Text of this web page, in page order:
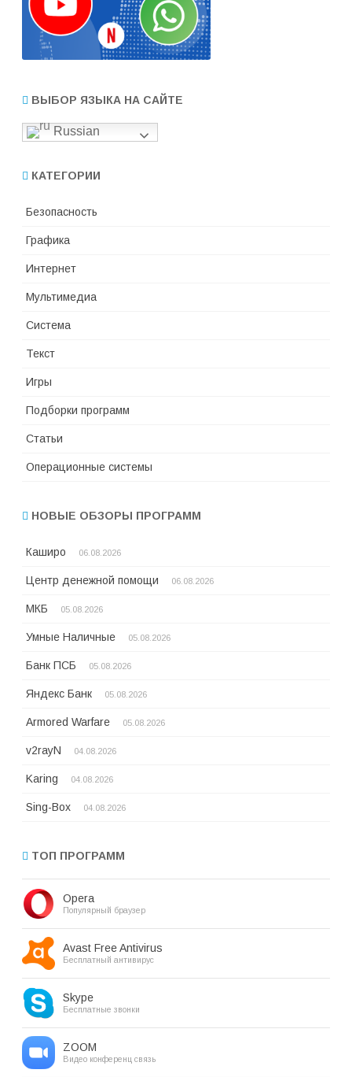
ВЫБОР ЯЗЫКА НА САЙТЕ
Russian
КАТЕГОРИИ
Безопасность
Графика
Интернет
Мультимедиа
Система
Текст
Игры
Подборки программ
Статьи
Операционные системы
НОВЫЕ ОБЗОРЫ ПРОГРАММ
Каширо 06.08.2026
Центр денежной помощи 06.08.2026
МКБ 05.08.2026
Умные Наличные 05.08.2026
Банк ПСБ 05.08.2026
Яндекс Банк 05.08.2026
Armored Warfare 05.08.2026
v2rayN 04.08.2026
Karing 04.08.2026
Sing-Box 04.08.2026
ТОП ПРОГРАММ
Opera
Популярный браузер
Avast Free Antivirus
Бесплатный антивирус
Skype
Бесплатные звонки
ZOOM
Видео конференц связь